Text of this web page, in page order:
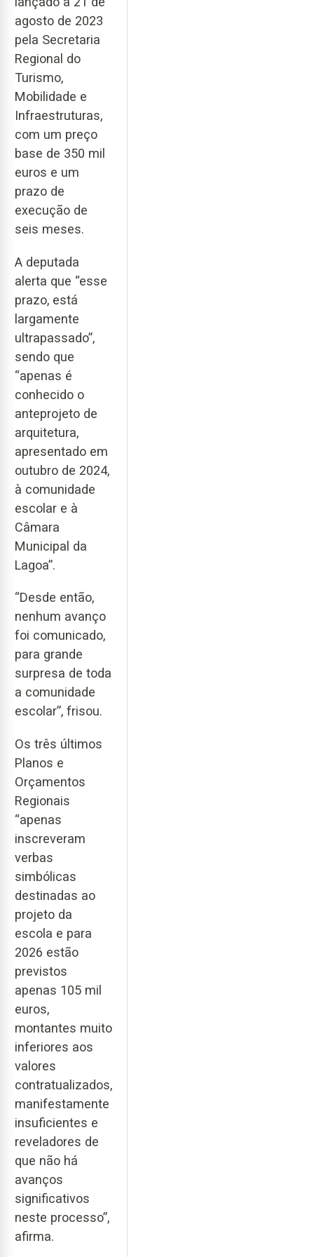
agosto de 2023
pela Secretaria
Regional do
Turismo,
Mobilidade e
Infraestruturas,
com um preço
base de 350 mil
euros e um
prazo de
execução de
seis meses.
A deputada
alerta que “esse
prazo, está
largamente
ultrapassado”,
sendo que
“apenas é
conhecido o
anteprojeto de
arquitetura,
apresentado em
outubro de 2024,
à comunidade
escolar e à
Câmara
Municipal da
Lagoa”.
“Desde então,
nenhum avanço
foi comunicado,
para grande
surpresa de toda
a comunidade
escolar”, frisou.
Os três últimos
Planos e
Orçamentos
Regionais
“apenas
inscreveram
verbas
simbólicas
destinadas ao
projeto da
escola e para
2026 estão
previstos
apenas 105 mil
euros,
montantes muito
inferiores aos
valores
contratualizados,
manifestamente
insuficientes e
reveladores de
que não há
avanços
significativos
neste processo”,
afirma.